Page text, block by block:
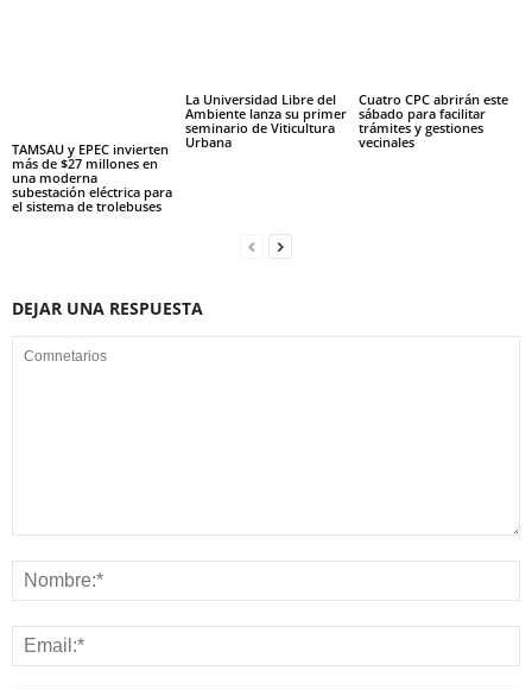
TAMSAU y EPEC invierten
más de $27 millones en
una moderna
subestación eléctrica para
el sistema de trolebuses
La Universidad Libre del
Ambiente lanza su primer
seminario de Viticultura
Urbana
Cuatro CPC abrirán este
sábado para facilitar
trámites y gestiones
vecinales
DEJAR UNA RESPUESTA